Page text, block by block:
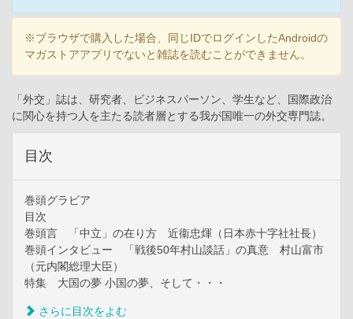
※ブラウザで購入した場合、同じIDでログインしたAndroidの
マガストアアプリでないと雑誌を読むことができません。
「外交」誌は、研究者、ビジネスパーソン、学生など、国際政治
に関心を持つ人を主たる読者層とする我が国唯一の外交専門誌。
目次
巻頭グラビア
目次
巻頭言 「中立」の在り方 近衞忠煇（日本赤十字社社長）
巻頭インタビュー 「戦後50年村山談話」の真意 村山富市
（元内閣総理大臣）
特集 大国の夢 小国の夢、そして・・・
さらに目次をよむ